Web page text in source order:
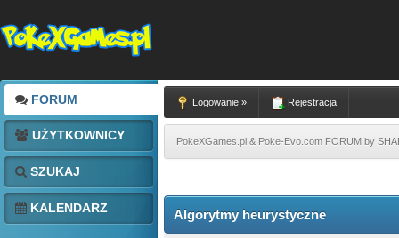
FORUM
UŻYTKOWNICY
SZUKAJ
KALENDARZ
Logowanie » Rejestracja
PokeXGames.pl & Poke-Evo.com FORUM by
Algorytmy heurystyczne